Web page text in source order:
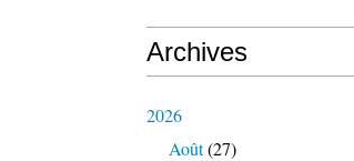
Archives
2026
Août(27)